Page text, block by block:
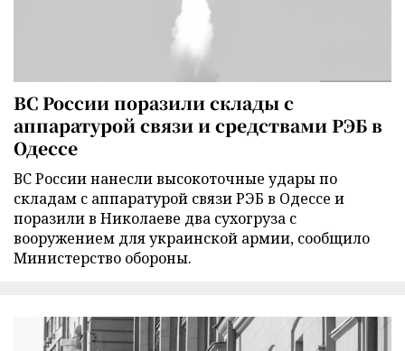
ВС России поразили склады с
аппаратурой связи и средствами РЭБ в
Одессе
ВС России нанесли высокоточные удары по
складам с аппаратурой связи РЭБ в Одессе и
поразили в Николаеве два сухогруза с
вооружением для украинской армии, сообщило
Министерство обороны.